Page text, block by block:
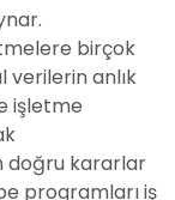
birçok
verilerin anlık
işletme
doğru kararlar
programları iş